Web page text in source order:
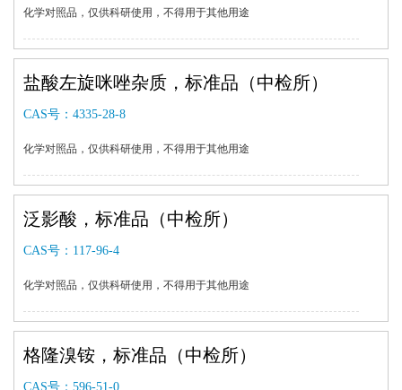
化学对照品，仅供科研使用，不得用于其他用途
盐酸左旋咪唑杂质，标准品（中检所）
CAS号： 4335-28-8
化学对照品，仅供科研使用，不得用于其他用途
泛影酸，标准品（中检所）
CAS号： 117-96-4
化学对照品，仅供科研使用，不得用于其他用途
格隆溴铵，标准品（中检所）
CAS号： 596-51-0